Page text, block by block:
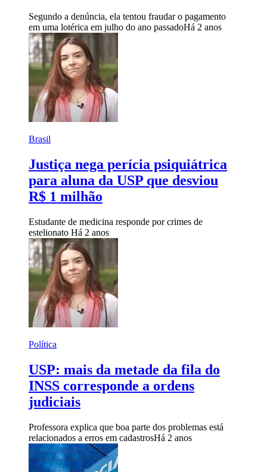
Segundo a denúncia, ela tentou fraudar o pagamento
em uma lotérica em julho do ano passadoHá 2 anos
Brasil
Justiça nega perícia psiquiátrica
para aluna da USP que desviou
R$ 1 milhão
Estudante de medicina responde por crimes de
estelionato Há 2 anos
Política
USP: mais da metade da fila do
INSS corresponde a ordens
judiciais
Professora explica que boa parte dos problemas está
relacionados a erros em cadastrosHá 2 anos